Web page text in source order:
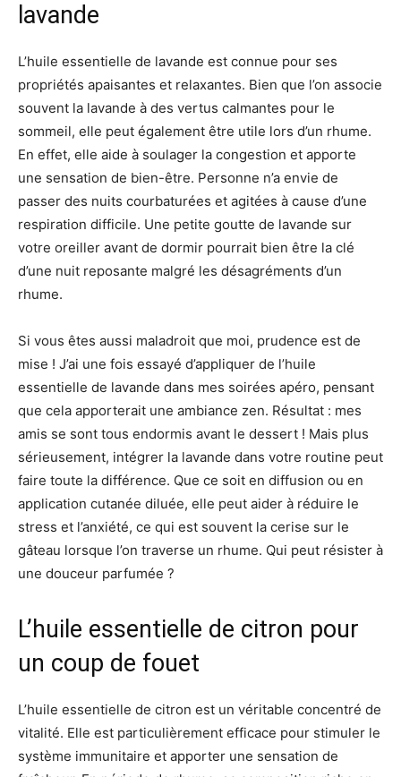
lavande
L’huile essentielle de lavande est connue pour ses
propriétés apaisantes et relaxantes. Bien que l’on associe
souvent la lavande à des vertus calmantes pour le
sommeil, elle peut également être utile lors d’un rhume.
En effet, elle aide à soulager la congestion et apporte
une sensation de bien-être. Personne n’a envie de
passer des nuits courbaturées et agitées à cause d’une
respiration difficile. Une petite goutte de lavande sur
votre oreiller avant de dormir pourrait bien être la clé
d’une nuit reposante malgré les désagréments d’un
rhume.
Si vous êtes aussi maladroit que moi, prudence est de
mise ! J’ai une fois essayé d’appliquer de l’huile
essentielle de lavande dans mes soirées apéro, pensant
que cela apporterait une ambiance zen. Résultat : mes
amis se sont tous endormis avant le dessert ! Mais plus
sérieusement, intégrer la lavande dans votre routine peut
faire toute la différence. Que ce soit en diffusion ou en
application cutanée diluée, elle peut aider à réduire le
stress et l’anxiété, ce qui est souvent la cerise sur le
gâteau lorsque l’on traverse un rhume. Qui peut résister à
une douceur parfumée ?
L’huile essentielle de citron pour
un coup de fouet
L’huile essentielle de citron est un véritable concentré de
vitalité. Elle est particulièrement efficace pour stimuler le
système immunitaire et apporter une sensation de